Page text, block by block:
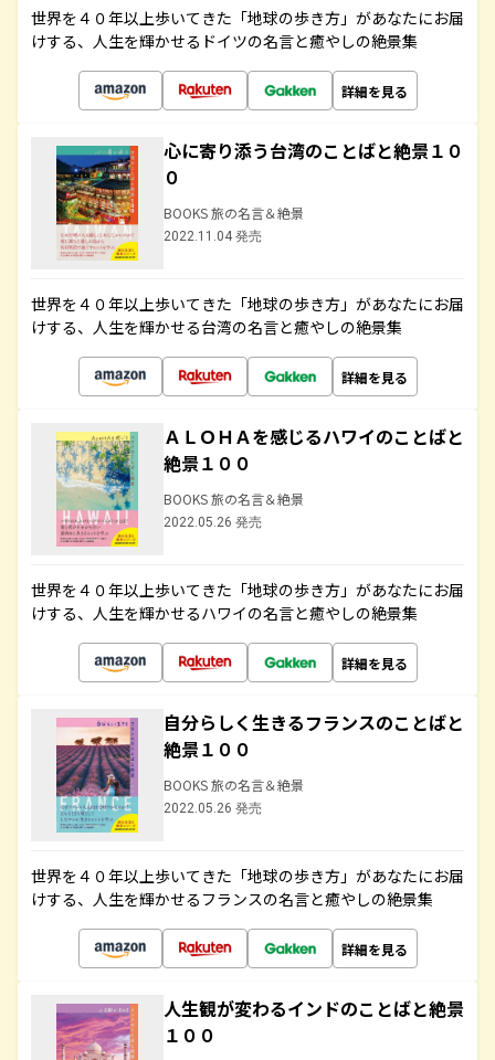
世界を４０年以上歩いてきた「地球の歩き方」があなたにお届
けする、人生を輝かせるドイツの名言と癒やしの絶景集
詳細を見る
心に寄り添う台湾のことばと絶景１０
０
BOOKS 旅の名言＆絶景
2022.11.04 発売
世界を４０年以上歩いてきた「地球の歩き方」があなたにお届
けする、人生を輝かせる台湾の名言と癒やしの絶景集
詳細を見る
ＡＬＯＨＡを感じるハワイのことばと
絶景１００
BOOKS 旅の名言＆絶景
2022.05.26 発売
世界を４０年以上歩いてきた「地球の歩き方」があなたにお届
けする、人生を輝かせるハワイの名言と癒やしの絶景集
詳細を見る
自分らしく生きるフランスのことばと
絶景１００
BOOKS 旅の名言＆絶景
2022.05.26 発売
世界を４０年以上歩いてきた「地球の歩き方」があなたにお届
けする、人生を輝かせるフランスの名言と癒やしの絶景集
詳細を見る
人生観が変わるインドのことばと絶景
１００